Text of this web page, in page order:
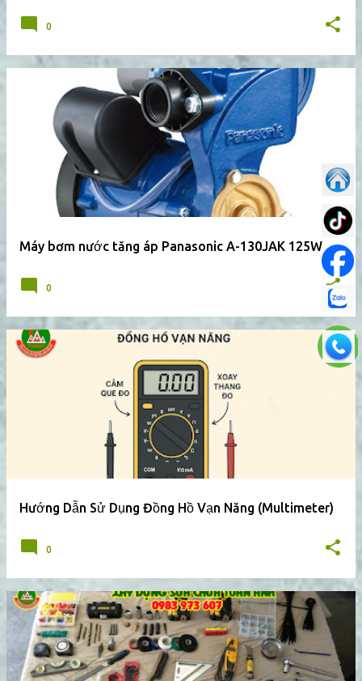
0
Máy bơm nước tăng áp Panasonic A-130JAK 125W
0
Hướng Dẫn Sử Dụng Đồng Hồ Vạn Năng (Multimeter)
0